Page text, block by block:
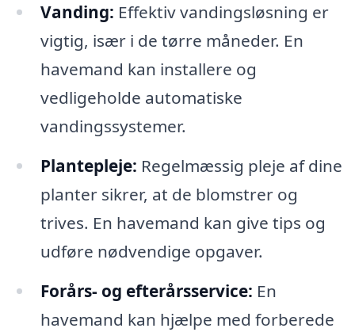
Vanding: Effektiv vandingsløsning er
vigtig, især i de tørre måneder. En
havemand kan installere og
vedligeholde automatiske
vandingssystemer.
Plantepleje: Regelmæssig pleje af dine
planter sikrer, at de blomstrer og
trives. En havemand kan give tips og
udføre nødvendige opgaver.
Forårs- og efterårsservice: En
havemand kan hjælpe med forberede